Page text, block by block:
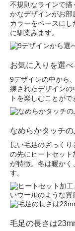
不規則なラインで
かなデザインがお部
カラーをベースに
に馴染みます。
お気に入りを選
9デザインの中から
練されたデザイン
トを楽しむことがで
なめらかタッチ
長い毛足のざっく
の先にヒートセット
が特徴。冬は暖か
す。
毛足の長さは